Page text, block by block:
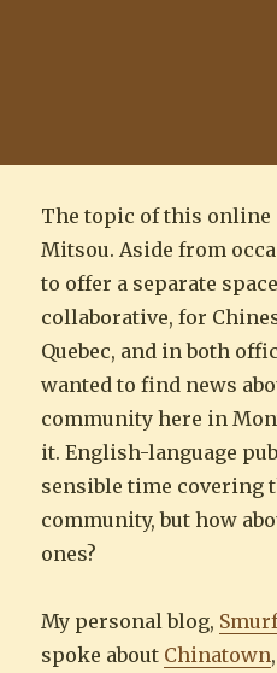
The topic of this
Mitsou. Aside from
to offer a separate
collaborative, for
Quebec, and in both
wanted to find news
community here in
it. English-language
sensible time covering
community, but how
ones?
My personal blog,
spoke about Chinatown